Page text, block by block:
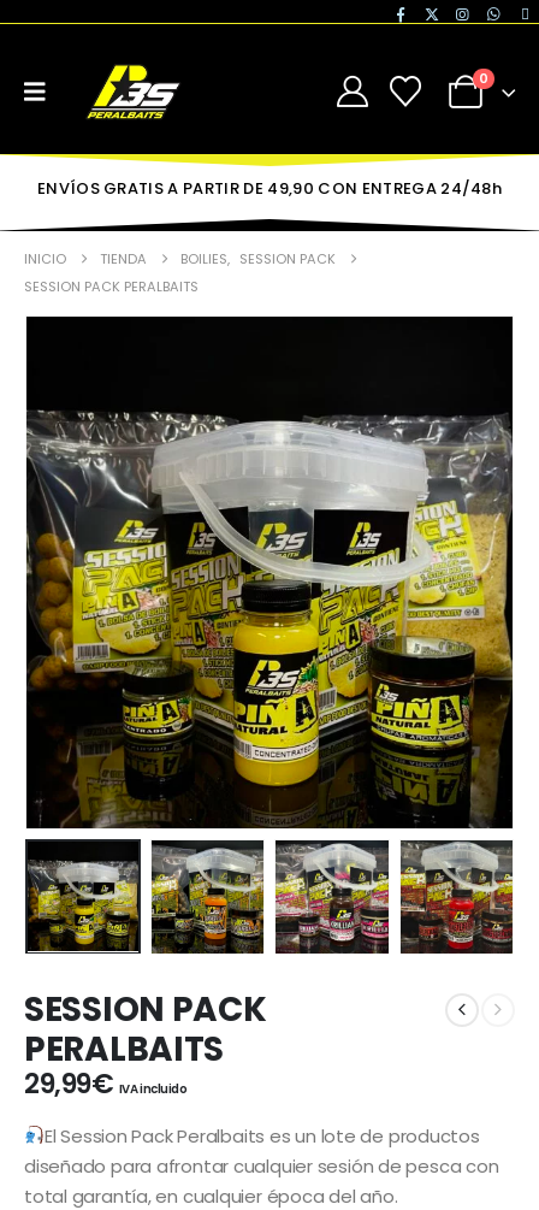
0
ENVÍOS GRATIS A PARTIR DE 49,90 CON ENTREGA 24/48h
INICIO TIENDA BOILIES, SESSION PACK
SESSION PACK PERALBAITS
SESSION PACK
PERALBAITS
29,99€ IVA incluido
El Session Pack Peralbaits es un lote de productos
diseñado para afrontar cualquier sesión de pesca con
total garantía, en cualquier época del año.